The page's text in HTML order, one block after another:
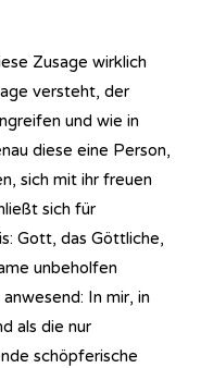
Zusage wirklich
versteht, der
und wie in
diese eine Person,
sich mit ihr freuen
sich für
Gott, das Göttliche,
unbeholfen
In mir, in
als die nur
schöpferische